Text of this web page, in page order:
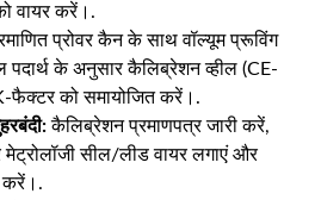
वायर करें।.
प्रोवर कैन के साथ वॉल्यूम प्रूविंग
के अनुसार कैलिब्रेशन व्हील (CE-
फैक्टर को समायोजित करें।.
कैलिब्रेशन प्रमाणपत्र जारी करें,
सील/लीड वायर लगाएं और
करें।.